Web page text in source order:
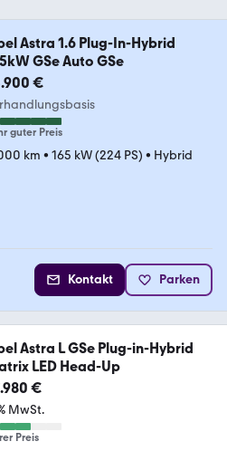
Astra 1.6 Plug-In-Hybrid
GSe Auto GSe
€
guter Preis
km • 165 kW (224 PS) • Hybrid
Kontakt Parken
Astra L GSe Plug-in-Hybrid
LED Head-Up
€
MwSt.
Preis